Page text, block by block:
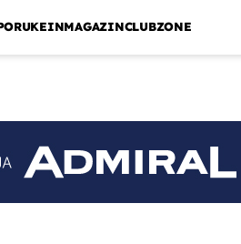
INMAGAZINCLUBZONE